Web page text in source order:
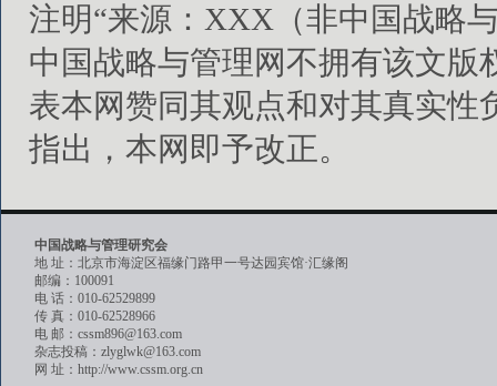
注明“来源：XXX（非中国战略
中国战略与管理网不拥有该文
表本网赞同其观点和对其真实
指出，本网即予改正。
中国战略与管理研究会
地 址：北京市海淀区福缘门路甲一号达园宾馆·汇缘阁
邮编：100091
电 话：010-62529899
传 真：010-62528966
电 邮：cssm896@163.com
杂志投稿：zlyglwk@163.com
网 址：http://www.cssm.org.cn